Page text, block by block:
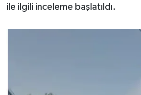
ile ilgili inceleme başlatıldı.